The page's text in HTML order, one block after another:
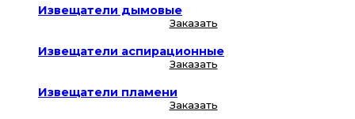
Извещатели дымовые
Заказать
Извещатели аспирационные
Заказать
Извещатели пламени
Заказать